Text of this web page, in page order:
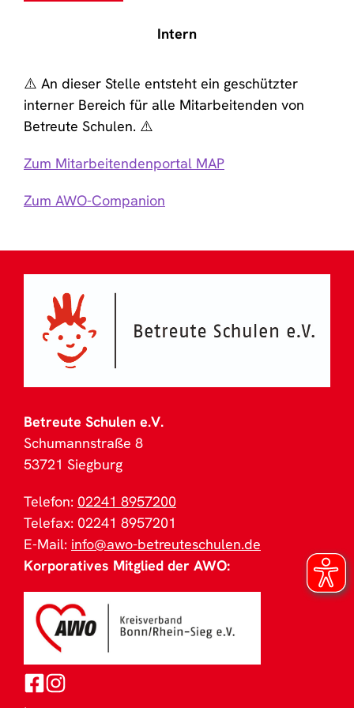
Intern
⚠️ An dieser Stelle entsteht ein geschützter
interner Bereich für alle Mitarbeitenden von
Betreute Schulen. ⚠️
Zum Mitarbeitendenportal MAP
Zum AWO-Companion
Betreute Schulen e.V.
Schumannstraße 8
53721 Siegburg
Telefon: 02241 8957200
Telefax: 02241 8957201
E-Mail: info@awo-betreuteschulen.de
Korporatives Mitglied der AWO: